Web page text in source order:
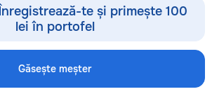
дверей — резные
фасады,
конструкции:
обработка,
массивом,
Подбираю цвет и
te și primește 100
lei în portofel
Găsește meșter